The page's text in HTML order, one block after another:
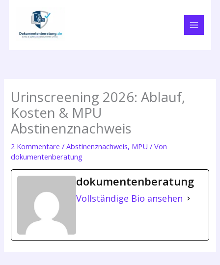
Urinscreening 2026: Ablauf,
Kosten & MPU
Abstinenznachweis
2 Kommentare /Abstinenznachweis, MPU / Von
dokumentenberatung
dokumentenberatung
Vollständige Bio ansehen